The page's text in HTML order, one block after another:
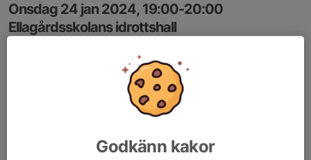
Onsdag 24 jan 2024, 19:00-20:00
Ellagårdsskolans idrottshall
Styrkegympa som passar alla.....barn, ungdomar, vuxna.
Godkänn kakor